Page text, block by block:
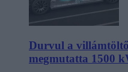
Durvul a
megmutatta 1500